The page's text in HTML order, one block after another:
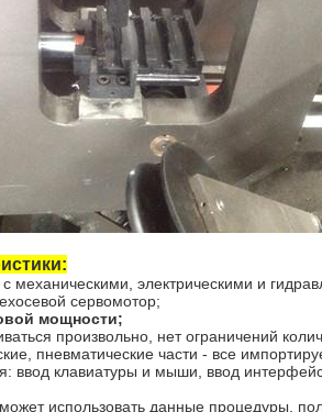
механическими, электрическими и
сервомотор;
мощности;
произвольно, нет ограничений
пневматические части - все
ввод клавиатуры и мыши, ввод
использовать данные процедуры,